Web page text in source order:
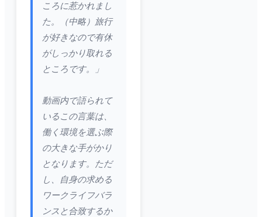
ころに惹かれまし
た。（中略）旅行
が好きなので有休
がしっかり取れる
ところです。」
動画内で語られて
いるこの言葉は、
働く環境を選ぶ際
の大きな手がかり
となります。ただ
し、自身の求める
ワークライフバラ
ンスと合致するか